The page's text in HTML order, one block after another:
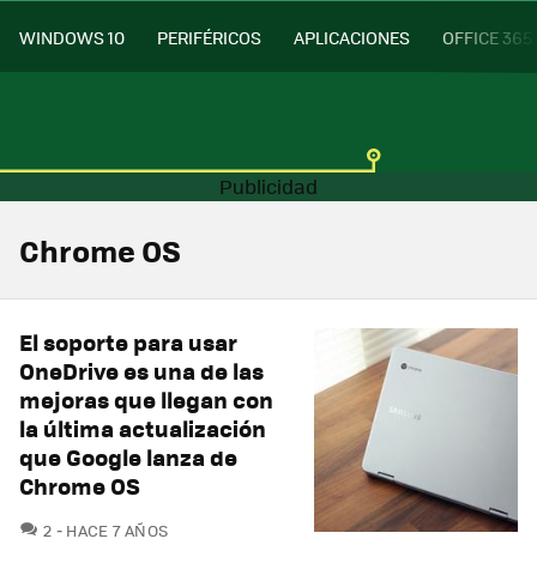
WINDOWS 10 PERIFÉRICOS APLICACIONES OFFICE 365
Chrome OS
El soporte para usar
OneDrive es una de las
mejoras que llegan con
la última actualización
que Google lanza de
Chrome OS
2 COMENTARIOS
HACE 7 AÑOS